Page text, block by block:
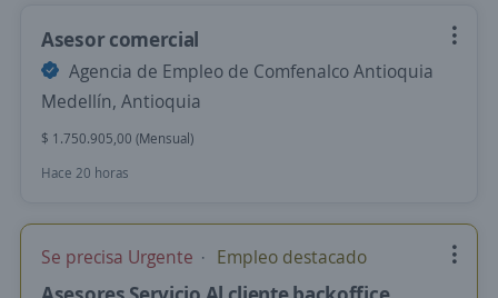
Asesor comercial
Agencia de Empleo de Comfenalco Antioquia
Medellín, Antioquia
$ 1.750.905,00 (Mensual)
Hace 20 horas
Se precisa Urgente Empleo destacado